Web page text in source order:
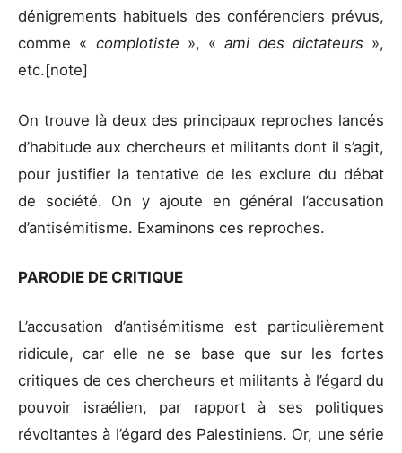
dénigrements habituels des conférenciers prévus,
comme « complotiste », «ami des dictateurs »,
etc.[note]
On trouve là deux des principaux reproches lancés
d’habitude aux chercheurs et militants dont il s’agit,
pour justifier la tentative de les exclure du débat
de société. On y ajoute en général l’accusation
d’antisémitisme. Examinons ces reproches.
PARODIE DE CRITIQUE
L’accusation d’antisémitisme est particulièrement
ridicule, car elle ne se base que sur les fortes
critiques de ces chercheurs et militants à l’égard du
pouvoir israélien, par rapport à ses politiques
révoltantes à l’égard des Palestiniens. Or, une série